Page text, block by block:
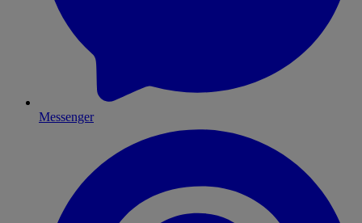
Messenger